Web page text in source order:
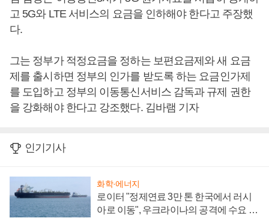
고 5G와 LTE 서비스의 요금을 인하해야 한다고 주장했
다.
그는 정부가 적정요금을 정하는 보편요금제와 새 요금
제를 출시하면 정부의 인가를 받도록 하는 요금인가제
를 도입하고 정부의 이동통신서비스 감독과 규제 권한
을 강화해야 한다고 강조했다. 김바램 기자
인기기사
화학·에너지
로이터 "정제연료 3만 톤 한국에서 러시
아로 이동", 우크라이나의 공격에 수요 늘